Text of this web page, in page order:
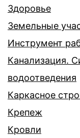
Здоровье
Земельные
Инструмент
Канализация.
водоотведения
Каркасное
Крепеж
Кровли